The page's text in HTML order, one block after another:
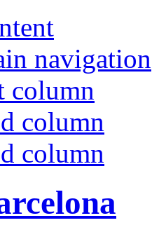
navigation
column
column
column